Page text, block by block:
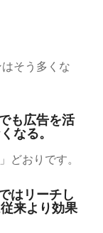
そう多くな
も広告を活
なる。
おりです。
はリーチし
来より効果